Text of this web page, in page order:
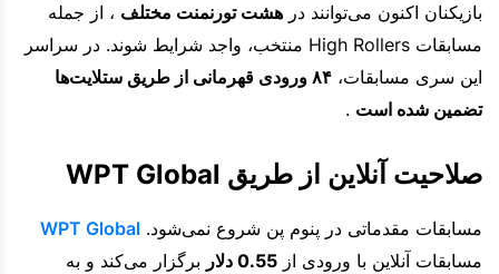
بازیکنان اکنون می‌توانند در هشت تورنمنت مختلف ، از جمله
مسابقات High Rollers منتخب، واجد شرایط شوند. در سراسر
این سری مسابقات،
۸۴ ورودی قهرمانی از طریق ستلایت‌ها
تضمین شده است .
صلاحیت آنلاین از طریق WPT Global
مسابقات مقدماتی در پنوم پن شروع نمی‌شود. WPT Global
مسابقات آنلاین با ورودی از 0.55 دلار
برگزار می‌کند و به